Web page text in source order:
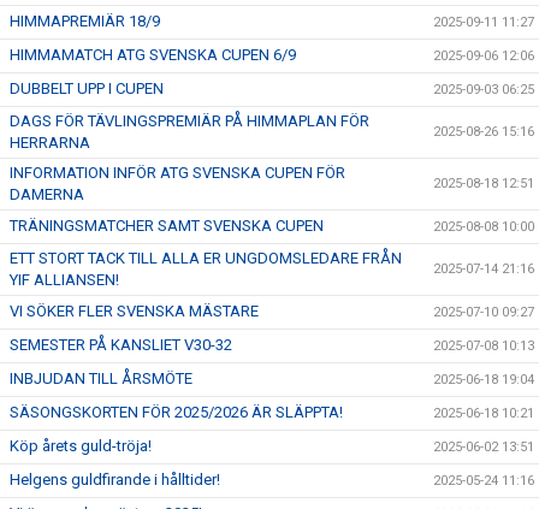
HIMMAPREMIÄR 18/9 2025-09-11 11:27
HIMMAMATCH ATG SVENSKA CUPEN 6/9 2025-09-06 12:06
DUBBELT UPP I CUPEN 2025-09-03 06:25
DAGS FÖR TÄVLINGSPREMIÄR PÅ HIMMAPLAN FÖR
HERRARNA
2025-08-26 15:16
INFORMATION INFÖR ATG SVENSKA CUPEN FÖR
DAMERNA
2025-08-18 12:51
TRÄNINGSMATCHER SAMT SVENSKA CUPEN 2025-08-08 10:00
ETT STORT TACK TILL ALLA ER UNGDOMSLEDARE FRÅN
YIF ALLIANSEN!
2025-07-14 21:16
VI SÖKER FLER SVENSKA MÄSTARE 2025-07-10 09:27
SEMESTER PÅ KANSLIET V30-32 2025-07-08 10:13
INBJUDAN TILL ÅRSMÖTE 2025-06-18 19:04
SÄSONGSKORTEN FÖR 2025/2026 ÄR SLÄPPTA! 2025-06-18 10:21
Köp årets guld-tröja! 2025-06-02 13:51
Helgens guldfirande i hålltider! 2025-05-24 11:16